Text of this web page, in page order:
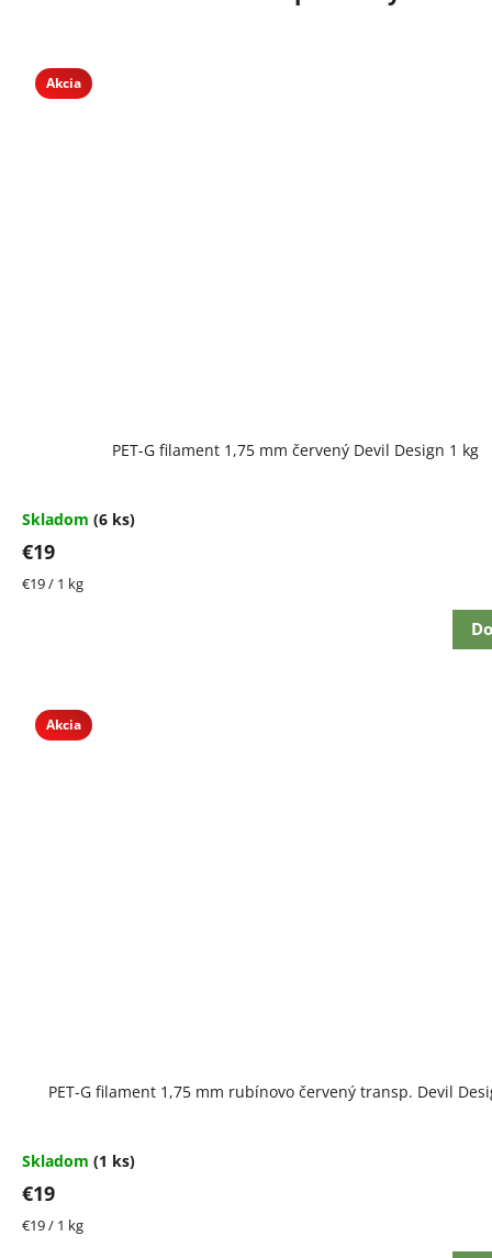
Akcia
PET-G filament 1,75 mm červený Devil Design 1 kg
Skladom (6 ks)
€19
Jednotková
€19 / 1 kg
Akcia
PET-G filament 1,75 mm rubínovo červený transp. Devil
Skladom (1 ks)
€19
Jednotková
€19 / 1 kg